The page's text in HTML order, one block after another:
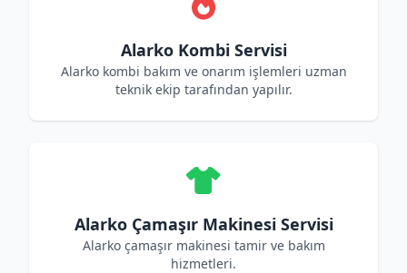
Alarko Kombi Servisi
Alarko kombi bakım ve onarım işlemleri uzman
teknik ekip tarafından yapılır.
Alarko Çamaşır Makinesi Servisi
Alarko çamaşır makinesi tamir ve bakım
hizmetleri.